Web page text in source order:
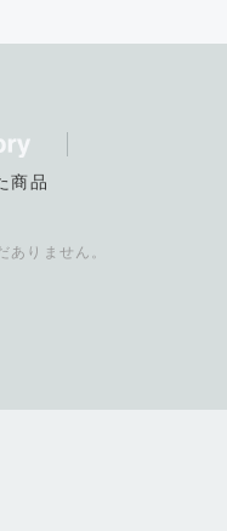
商品
ありません。